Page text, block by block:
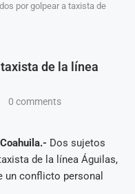
por golpear a taxista de
de la línea
0 comments
Dos sujetos
de la línea Águilas,
un conflicto personal